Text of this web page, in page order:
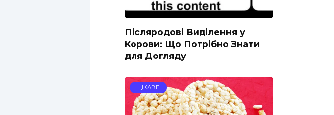
Післяродові Виділення у
Корови: Що Потрібно Знати
для Догляду
ЦІКАВЕ